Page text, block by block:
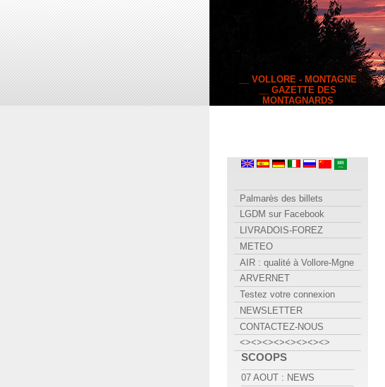
__ VOLLORE - MONTAGNE
__ GAZETTE DES
MONTAGNARDS
Palmarès des billets
LGDM sur Facebook
LIVRADOIS-FOREZ
METEO
AIR : qualité à Vollore-Mgne
ARVERNET
Testez votre connexion
NEWSLETTER
CONTACTEZ-NOUS
<><><><><><><><>
SCOOPS
07 AOUT : NEWS